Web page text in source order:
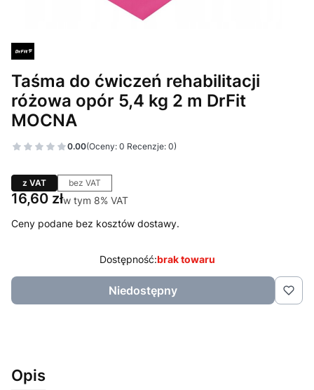
Taśma do ćwiczeń rehabilitacji
różowa opór 5,4 kg 2 m DrFit
MOCNA
0.00(Oceny: 0 Recenzje: 0)
z VAT bez VAT
Cena
16,60 złw tym 8% VAT
w tym 8% VAT
Ceny podane bez kosztów dostawy.
Dostępność:brak towaru
Niedostępny
Opis